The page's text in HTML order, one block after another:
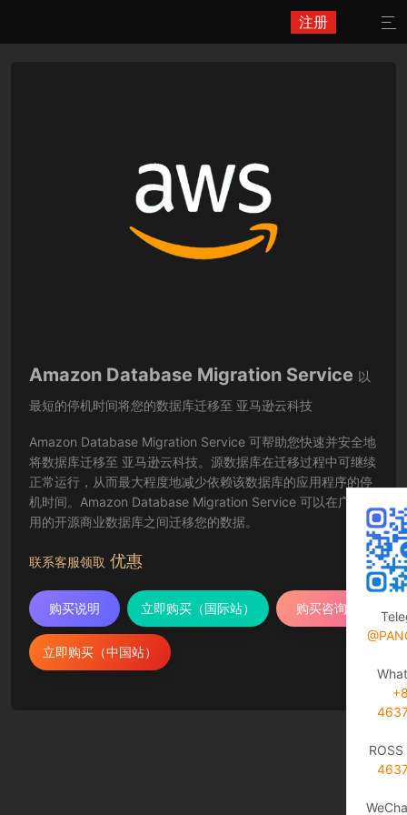
注册 
Amazon Database Migration Service 以
最短的停机时间将您的数据库迁移至 亚马逊云科技
Amazon Database Migration Service 可帮助您快速并安全地
将数据库迁移至 亚马逊云科技。源数据库在迁移过程中可继续
正常运行，从而最大程度地减少依赖该数据库的应用程序的停
机时间。Amazon Database Migration Service 可以在广泛使
用的开源商业数据库之间迁移您的数据。
联系客服领取 优惠
购买说明 立即购买（国际站） 购买咨询
立即购买（中国站）